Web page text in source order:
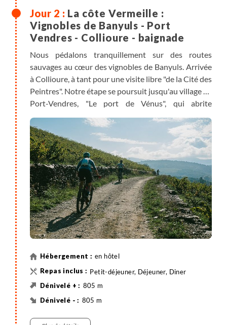
La côte Vermeille :
Vignobles de Banyuls - Port
Vendres - Collioure - baignade
Nous pédalons tranquillement sur des routes
sauvages au cœur des vignobles de Banyuls. Arrivée
à Collioure, à tant pour une visite libre "de la Cité des
Peintres". Notre étape se poursuit jusqu'au village de
Port-Vendres, "Le port de Vénus", qui abrite
poursuivons notre chemin jusqu'à Collioure, "la cité
des peintres" où nous découvrons ce petit village
niché à l'abri d'une crique. Le retour à l'hôtel se fait
par des petits chemins. Retour à Banyuls-sur-Mer
où nous profitons d'un bain à la plage des Elmes.
en hôtel
Petit-déjeuner, Déjeuner, Diner
805 m
805 m
VTT